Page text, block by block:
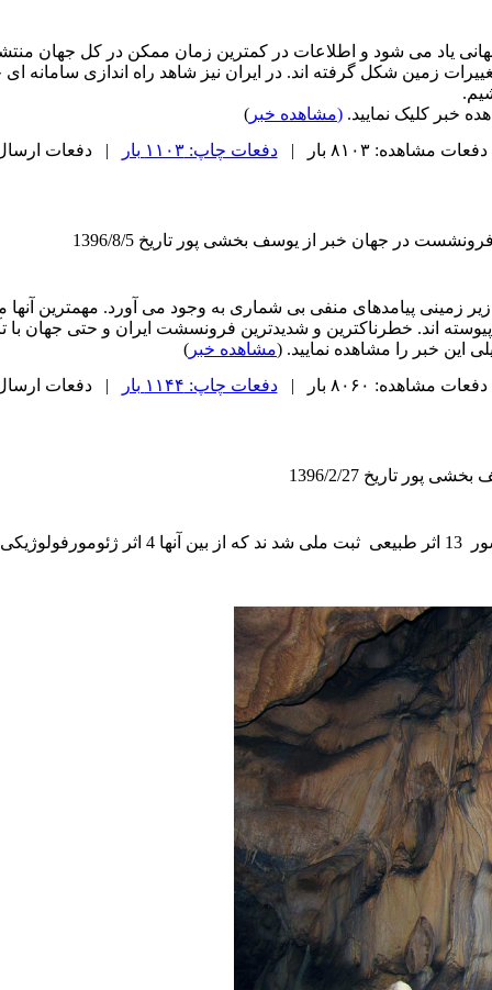
یاد می شود و اطلاعات در کمترین زمان ممکن در کل جهان
زمین شکل گرفته اند. در ایران نیز شاهد راه اندازی سامانه
خبر کلیک نمایید. (مشاهده خبر )
دفعات مشاهده: ۸۱۰۳ بار |
دفعات چاپ: ۱۱۰۳ بار | دفعات ارسال به
در جهان خبر از یوسف بخشی پور تاریخ 1396/8/5
زیر زمینی پیامدهای منفی بی شماری به وجود می آورد. مهمترین
اند. خطرناکترین و شدیدترین فرونسشت ایران و حتی جهان
این خبر را مشاهده نمایید. (مشاهده خبر )
دفعات مشاهده: ۸۰۶۰ بار |
دفعات چاپ: ۱۱۴۴ بار | دفعات ارسال به
تاریخ 1396/2/27
زیر است.